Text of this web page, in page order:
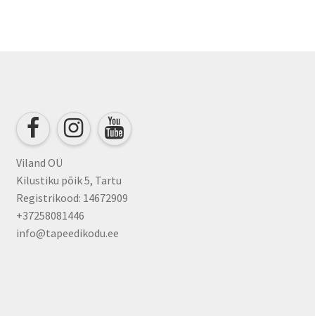
Viland OÜ
Kilustiku põik 5, Tartu
Registrikood: 14672909
+37258081446
info@tapeedikodu.ee